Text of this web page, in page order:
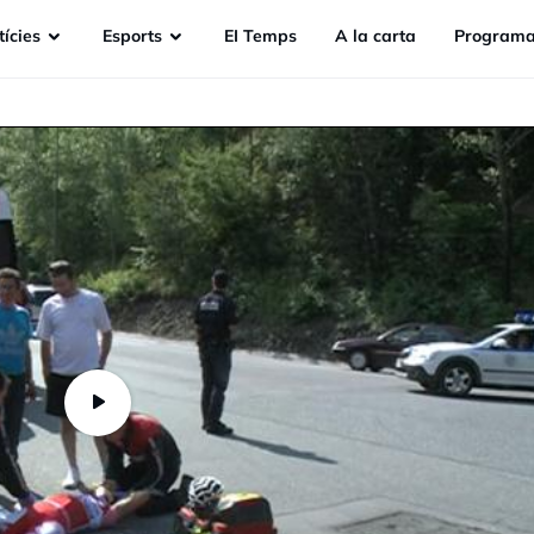
Esports EI Temps A la carta